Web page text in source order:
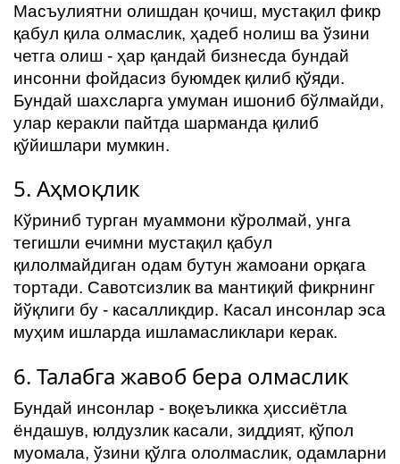
Масъулиятни олишдан қочиш, мустақил фикр
қабул қила олмаслик, ҳадеб нолиш ва ўзини
четга олиш - ҳар қандай бизнесда бундай
инсонни фойдасиз буюмдек қилиб қўяди.
Бундай шахсларга умуман ишониб бўлмайди,
улар керакли пайтда шарманда қилиб
қўйишлари мумкин.
5. Аҳмоқлик
Кўриниб турган муаммони кўролмай, унга
тегишли ечимни мустақил қабул
қилолмайдиган одам бутун жамоани орқага
тортади. Савотсизлик ва мантиқий фикрнинг
йўқлиги бу - касалликдир. Касал инсонлар эса
муҳим ишларда ишламасликлари керак.
6. Талабга жавоб бера олмаслик
Бундай инсонлар - воқеъликка ҳиссиётла
ёндашув, юлдузлик касали, зиддият, қўпол
муомала, ўзини қўлга ололмаслик, одамларни